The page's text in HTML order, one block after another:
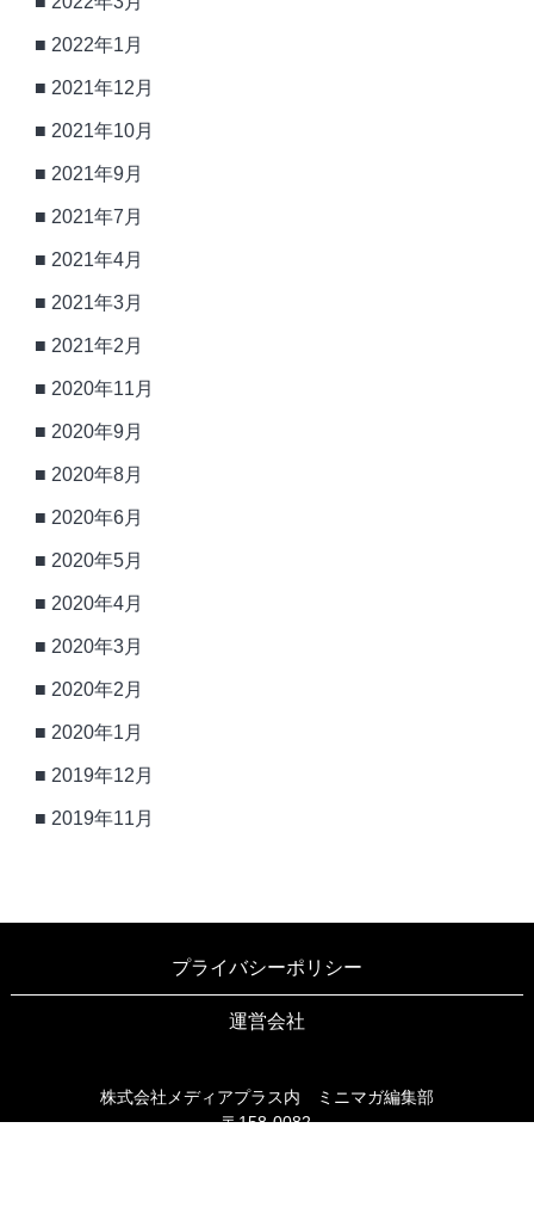
2022年1月
2021年12月
2021年10月
2021年9月
2021年7月
2021年4月
2021年3月
2021年2月
2020年11月
2020年9月
2020年8月
2020年6月
2020年5月
2020年4月
2020年3月
2020年2月
2020年1月
2019年12月
2019年11月
プライバシーポリシー
運営会社
株式会社メディアプラス内 ミニマガ編集部
〒158-0082